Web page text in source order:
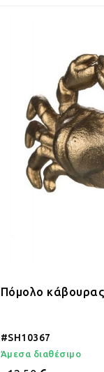
Πόμολο
#SH10367
Άμεσα διαθέσιμο